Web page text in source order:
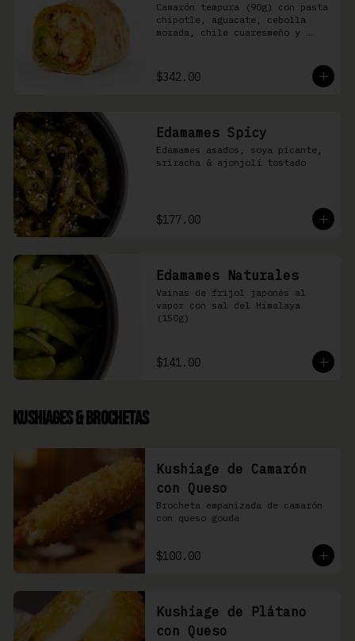
Camarón tempura (90g) con pasta
chipotle, aguacate, cebolla
morada, chile cuaresmeño y
$342.00
Edamames Spicy
Edamames asados, soya picante,
sriracha & ajonjolí tostado
$177.00
Edamames Naturales
Vainas de frijol japonés al
vapor con sal del Himalaya
(150g)
$141.00
Kushiages & Brochetas
Kushiage de Camarón
con Queso
Brocheta empanizada de camarón
con queso gouda
$100.00
Kushiage de Plátano
con Queso